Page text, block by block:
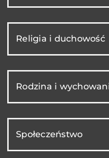
Religia i duchowość
Rodzina i
Społeczeństwo